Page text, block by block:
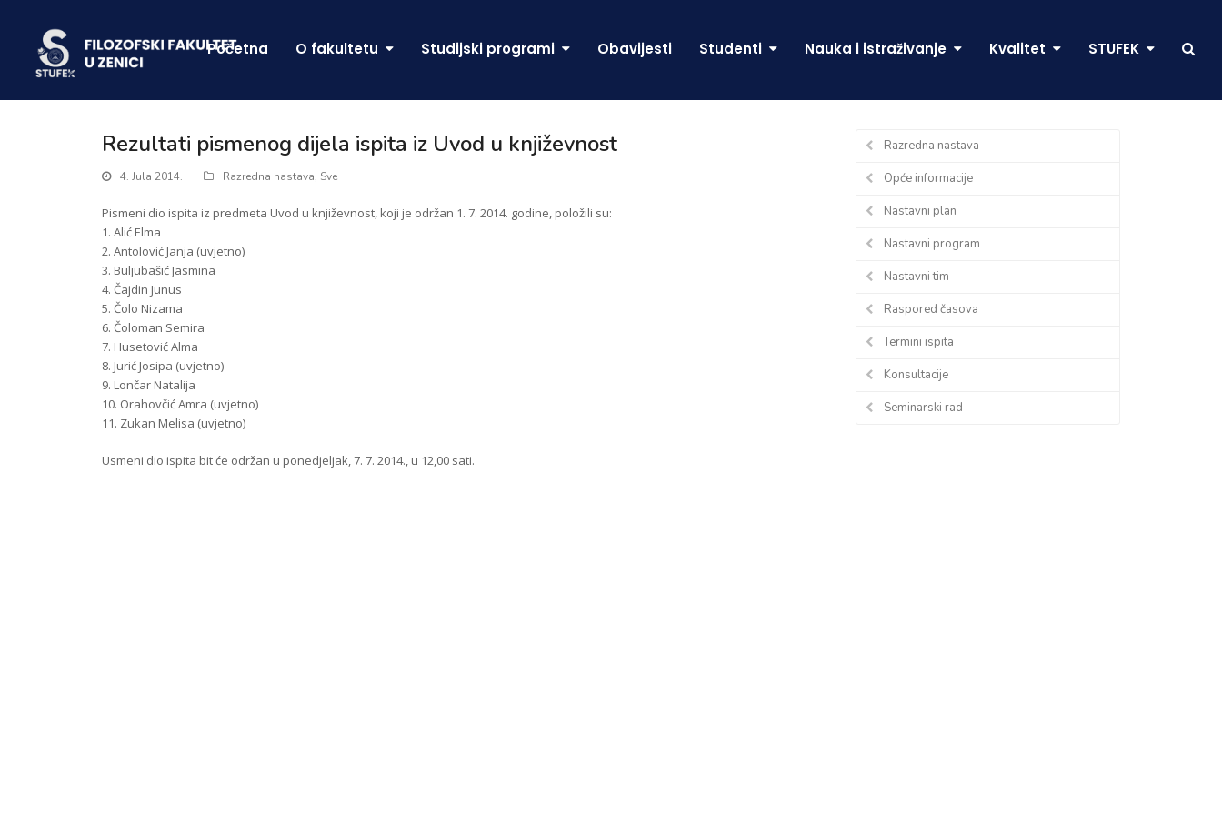
Početna O fakultetu Studijski programi Obavijesti Studenti Nauka i istraživanje Kvalitet STUFEK
Rezultati pismenog dijela ispita iz Uvod u književnost
4. Jula 2014. Razredna nastava, Sve
Pismeni dio ispita iz predmeta Uvod u književnost, koji je održan 1. 7. 2014. godine, položili su:
1. Alić Elma
2. Antolović Janja (uvjetno)
3. Buljubašić Jasmina
4. Čajdin Junus
5. Čolo Nizama
6. Čoloman Semira
7. Husetović Alma
8. Jurić Josipa (uvjetno)
9. Lončar Natalija
10. Orahovčić Amra (uvjetno)
11. Zukan Melisa (uvjetno)
Usmeni dio ispita bit će održan u ponedjeljak, 7. 7. 2014., u 12,00 sati.
Razredna nastava
Opće informacije
Nastavni plan
Nastavni program
Nastavni tim
Raspored časova
Termini ispita
Konsultacije
Seminarski rad